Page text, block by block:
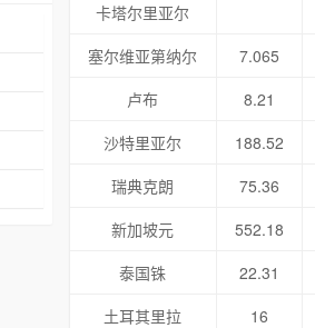
卡塔尔里亚尔
塞尔维亚第纳尔
7.065
卢布
8.21
沙特里亚尔
188.52
瑞典克朗
75.36
新加坡元
552.18
泰国铢
22.31
土耳其里拉
16